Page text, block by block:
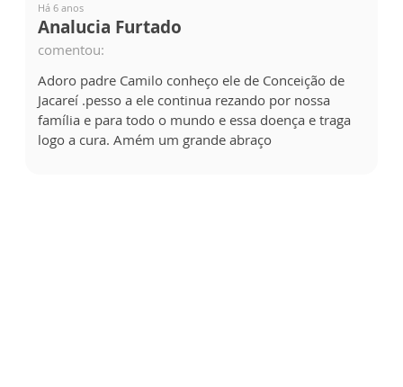
Há 6 anos
Analucia Furtado
comentou:
Adoro padre Camilo conheço ele de Conceição de
Jacareí .pesso a ele continua rezando por nossa
família e para todo o mundo e essa doença e traga
logo a cura. Amém um grande abraço